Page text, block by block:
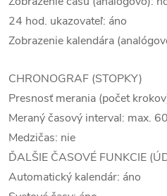
24 hod. ukazovateľ: áno
Zobrazenie kalendára
CHRONOGRAF (STOPKY)
Presnosť merania (počet
Meraný časový interval: max.
Medzičas: nie
ĎALŠIE ČASOVÉ FUNKCIE
Automatický kalendár: áno